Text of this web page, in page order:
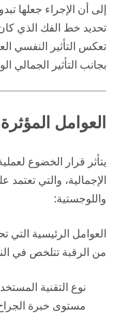
إلى أن الإجراء جعلها
تحديد خط الفك الذي
تعكس التأثير النفسي
بجانب التأثير الجمالي
العوامل
يتأثر قرار الخضوع
الإجمالية، والتي
واللوجستية:
العوامل الرئيسية التي
من الرقبة تتلخص في
نوع التقنية
مستوى خبرة